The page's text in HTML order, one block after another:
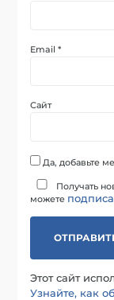
Email*
Сайт
Да, добавьте
Получать
можете
Этот сайт
Узнайте, как